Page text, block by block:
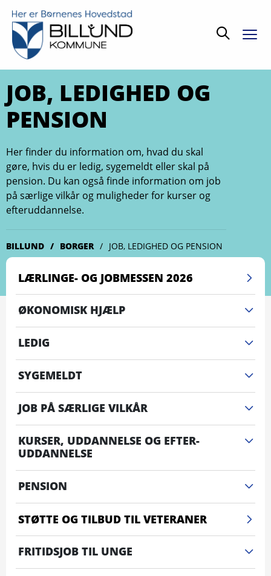
Søg
JOB, LEDIGHED OG
PENSION
Her finder du information om, hvad du skal
gøre, hvis du er ledig, sygemeldt eller skal på
pension. Du kan også finde information om job
på særlige vilkår og muligheder for kurser og
efteruddannelse.
BILLUND BORGER JOB, LEDIGHED OG PENSION
LÆRLINGE- OG JOBMESSEN 2026
ØKONOMISK HJÆLP
LEDIG
SYGEMELDT
JOB PÅ SÆRLIGE VILKÅR
KURSER, UDDANNELSE OG EFTER-
UDDANNELSE
PENSION
STØTTE OG TILBUD TIL VETERANER
FRITIDSJOB TIL UNGE